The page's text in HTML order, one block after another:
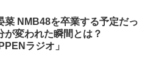
菜 NMB48を卒業する予定だっ
が変われた瞬間とは？
ラジオ」